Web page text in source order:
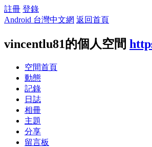
註冊 登錄
Android 台灣中文網 返回首頁
vincentlu81的個人空間
空間首頁
動態
記錄
日誌
相冊
主題
分享
留言板